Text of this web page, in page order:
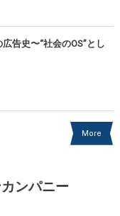
告史〜“社会のOS”とし
More
ンパニー